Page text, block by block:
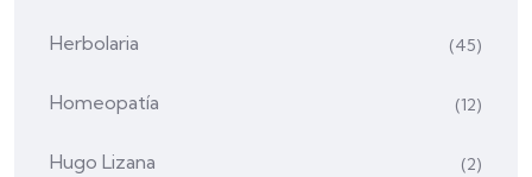
Herbolaria (45)
Homeopatía (12)
Hugo Lizana (2)